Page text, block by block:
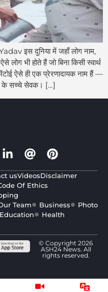
इस दुनिया में जहाँ लोग नाम,
भी होते हैं जो बिना किसी स्वार्थ
ऐसे ही एक प्रेरणादायक नाम हैं —
के सच्चे सेवक। […]
usVideosDisclaimer
Of Ethics
Team Business
Photo
Education
Health
© Copyright 2026
ASH24 News. All
rights reserved.